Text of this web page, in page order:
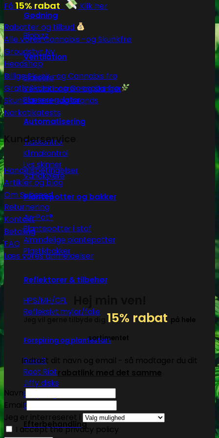
Gødning
Biobizz
Ventilation
Blæsere
Ventilationsrør -og slanger
Blæseregulator
Automatisering
Tidskontrol
Klimakontrol
Lys skinner
Vandkølere
Plantepotter og bakker
Air-Pot®
Plantepotter i stof
Almindelige plantepotter
Plastikbakker
Reflektorer & tilbehør
HPS/MH/CFL
Refleksivt mylar/folie
Forspiring og plantestart
Root!t
Root Riot
Jiffy disks
Eazy Plugs
Grodan
Efterbehandling
Få 15% rabat
Klik her
Rabatter og tilbud
Alle vores Cannabis -og Skunkfrø
Groudstyr
Headshop
Billige Skunk -og Cannabis frø
Gratis Skunk -og Cannabis frø
Skunk avlere- og brands
Narkotikatests
Kunderservice
Handelsbetingelser
Artikler og blog
Om Subseed
Returnering
Kontakt
Betaling
FAQ
Læs vores anmeldelser
15% rabat på hele
sortimentet
Indtast dit navn og email - så modtager du dit
rabatlink med det samme
Navn
Email
Jeg er interreseret i
I accept the privacy policy